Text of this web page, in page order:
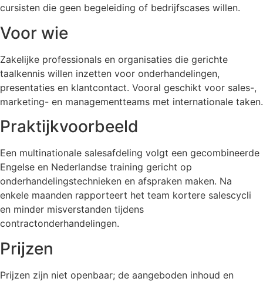
cursisten die geen begeleiding of bedrijfscases willen.
Voor wie
Zakelijke professionals en organisaties die gerichte
taalkennis willen inzetten voor onderhandelingen,
presentaties en klantcontact. Vooral geschikt voor sales-,
marketing- en managementteams met internationale taken.
Praktijkvoorbeeld
Een multinationale salesafdeling volgt een gecombineerde
Engelse en Nederlandse training gericht op
onderhandelingstechnieken en afspraken maken. Na
enkele maanden rapporteert het team kortere salescycli
en minder misverstanden tijdens
contractonderhandelingen.
Prijzen
Prijzen zijn niet openbaar; de aangeboden inhoud en